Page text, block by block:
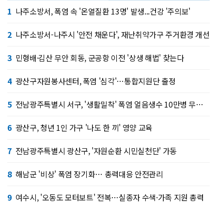
1 나주소방서, 폭염 속 '온열질환 13명' 발생...건강 '주의보'
2 나주소방서-나주시 '안전 채운다', 재난취약가구 주거환경 개선
3 민형배·김산 무안 회동, 군공항 이전 '상생 해법' 찾는다
4 광산구자원봉사센터, 폭염 '심각'…통합지원단 출정
5 전남광주특별시 서구, '생활밀착' 폭염 얼음생수 10만병 무료 제공
6 광산구, 청년 1인 가구 '나도 한 끼' 영양 교육
7 전남광주특별시 광산구, '자원순환 시민실천단' 가동
8 해남군 '비상' 폭염 장기화… 총력대응 안전관리
9 여수시, '오동도 모터보트' 전복…실종자 수색·가족 지원 총력